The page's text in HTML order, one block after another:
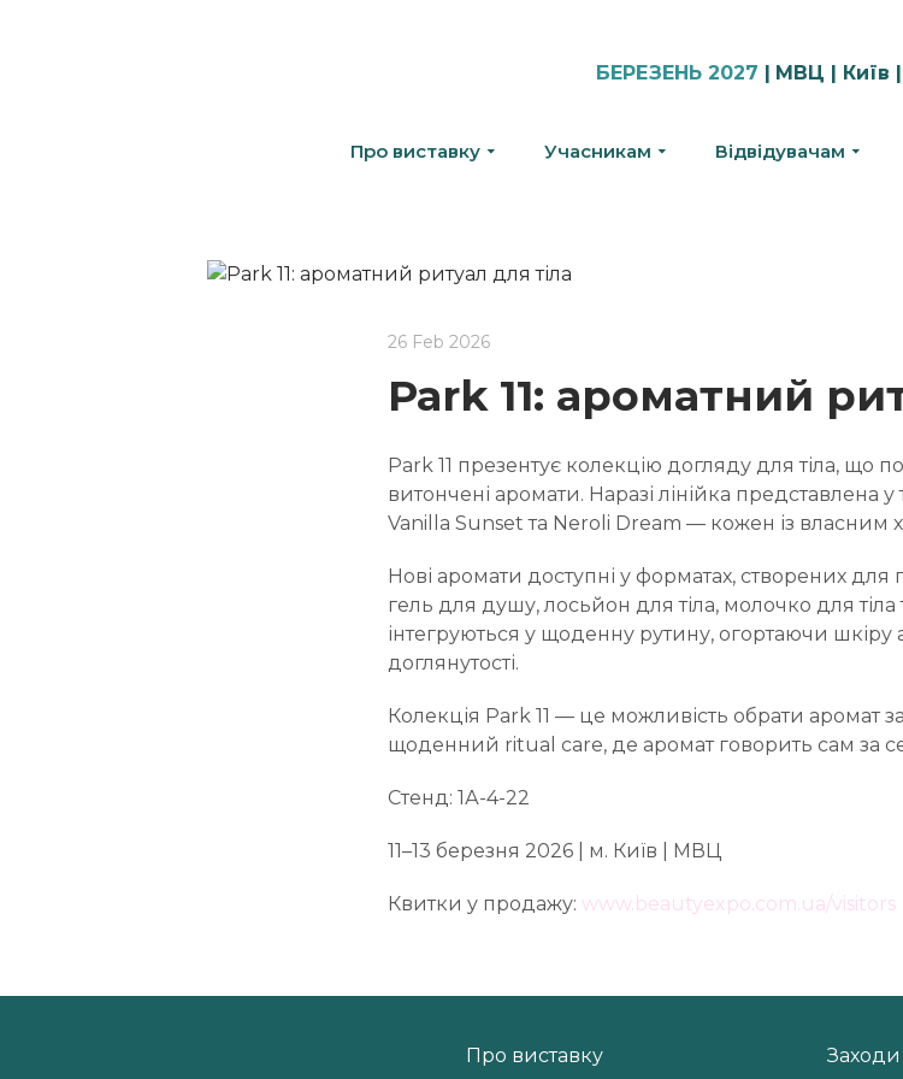
БЕРЕЗЕНЬ 2027 | МВЦ | Київ |
Про виставку Учасникам Відвідувачам
26 Feb 2026
Park 11: ароматний
Park 11 презентує колекцію догляду для тіла, що
витончені аромати. Наразі лінійка представлена
Vanilla Sunset та Neroli Dream — кожен із власним
Нові аромати доступні у форматах, створених
гель для душу, лосьйон для тіла, молочко для
інтегруються у щоденну рутину, огортаючи шкіру
доглянутості.
Колекція Park 11 — це можливість обрати аромат
щоденний ritual care, де аромат говорить сам за
Стенд: 1А-4-22
11–13 березня 2026 | м. Київ | МВЦ
Квитки у продажу: www.beautyexpo.com.ua/visitors
Про виставку Заходи